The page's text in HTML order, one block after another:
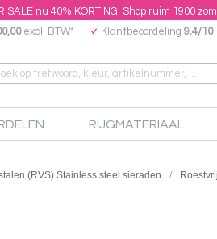
SALE nu 40% KORTING! Shop ruim 1900
excl. BTW* Klantbeoordeling 9.4/10
RIJGMATERIAAL
(RVS) Stainless steel sieraden